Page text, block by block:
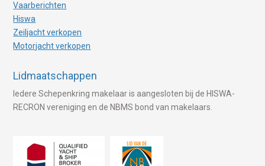
Vaarberichten
Hiswa
Zeiljacht verkopen
Motorjacht verkopen
Lidmaatschappen
Iedere Schepenkring makelaar is aangesloten bij de HISWA-
RECRON vereniging en de NBMS bond van makelaars.